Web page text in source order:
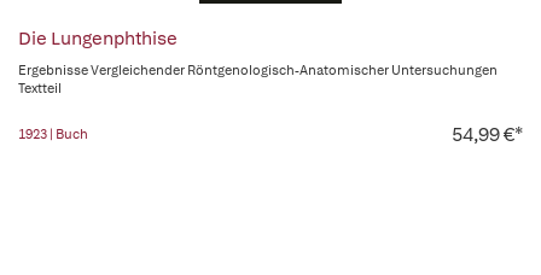
Die Lungenphthise
Ergebnisse Vergleichender Röntgenologisch-Anatomischer Untersuchungen
Textteil
1923 | Buch 54,99 €*